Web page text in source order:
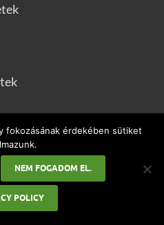
fokozásának érdekében sütiket
NEM FOGADOM EL.
POLICY